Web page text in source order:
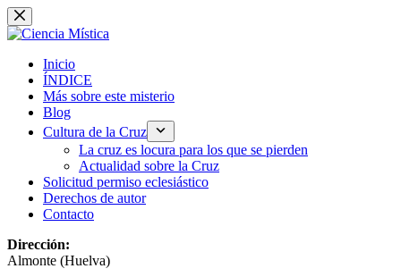
Saltar
al
Inicio
ÍNDICE
Más sobre este misterio
Blog
Cultura de la Cruz
La cruz es locura para los que se pierden
Actualidad sobre la Cruz
Solicitud permiso eclesiástico
Derechos de autor
Contacto
Dirección:
Almonte (Huelva)